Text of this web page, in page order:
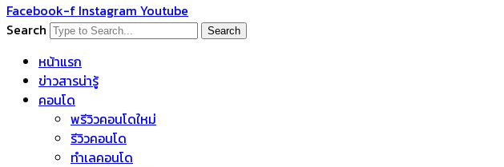
Facebook-f Instagram Youtube
Search
Search
หน้าแรก
ข่าวสารน่ารู้
คอนโด
พรีวิวคอนโดใหม่
รีวิวคอนโด
ทำเลคอนโด